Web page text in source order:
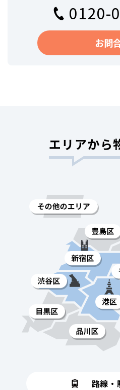
0120-
お問
エリアから
路線・